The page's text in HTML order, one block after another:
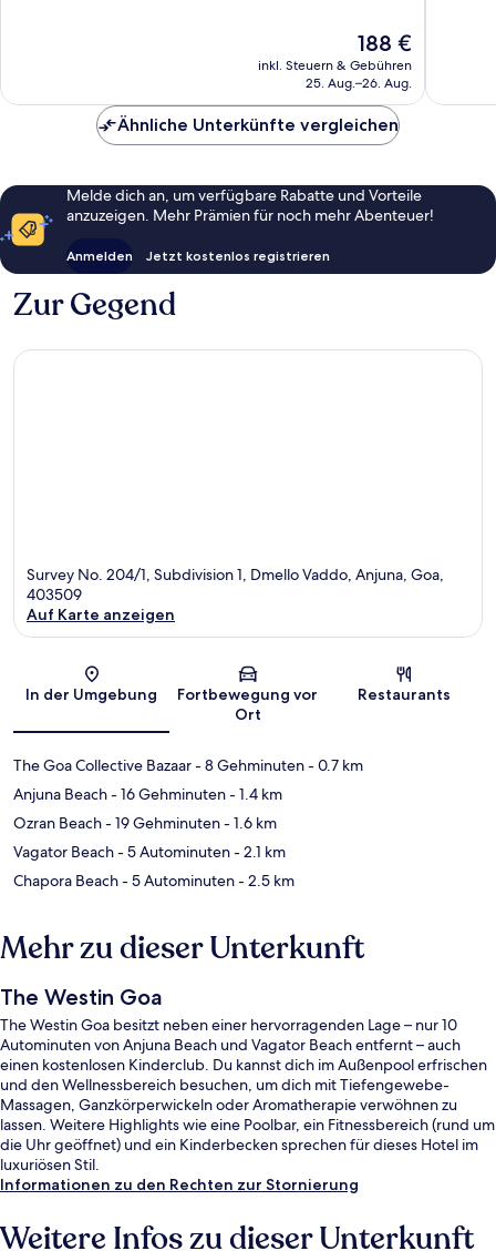
Der
Preis
beträgt
188 €
inkl. Steuern & Gebühren
25. Aug.–26. Aug.
Ähnliche Unterkünfte vergleichen
Melde dich an, um verfügbare Rabatte und Vorteile
anzuzeigen. Mehr Prämien für noch mehr Abenteuer!
Anmelden Jetzt kostenlos registrieren
Zur Gegend
Survey No. 204/1, Subdivision 1, Dmello Vaddo, Anjuna, Goa,
403509
Auf Karte anzeigen
In der Umgebung
Fortbewegung vor
Ort
Restaurants
The Goa Collective Bazaar- 8 Gehminuten- 0.7 km
Anjuna Beach- 16 Gehminuten- 1.4 km
Ozran Beach- 19 Gehminuten- 1.6 km
Vagator Beach- 5 Autominuten- 2.1 km
Chapora Beach- 5 Autominuten- 2.5 km
Mehr zu dieser Unterkunft
The Westin Goa
The Westin Goa besitzt neben einer hervorragenden Lage – nur 10
Autominuten von Anjuna Beach und Vagator Beach entfernt – auch
einen kostenlosen Kinderclub. Du kannst dich im Außenpool erfrischen
und den Wellnessbereich besuchen, um dich mit Tiefengewebe-
Massagen, Ganzkörperwickeln oder Aromatherapie verwöhnen zu
lassen. Weitere Highlights wie eine Poolbar, ein Fitnessbereich (rund um
die Uhr geöffnet) und ein Kinderbecken sprechen für dieses Hotel im
luxuriösen Stil.
Informationen zu den Rechten zur Stornierung
Weitere Infos zu dieser Unterkunft